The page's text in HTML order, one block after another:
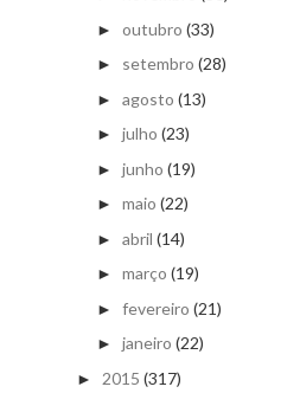
► outubro (33)
► setembro (28)
► agosto (13)
► julho (23)
► junho (19)
► maio (22)
► abril (14)
► março (19)
► fevereiro (21)
► janeiro (22)
► 2015 (317)